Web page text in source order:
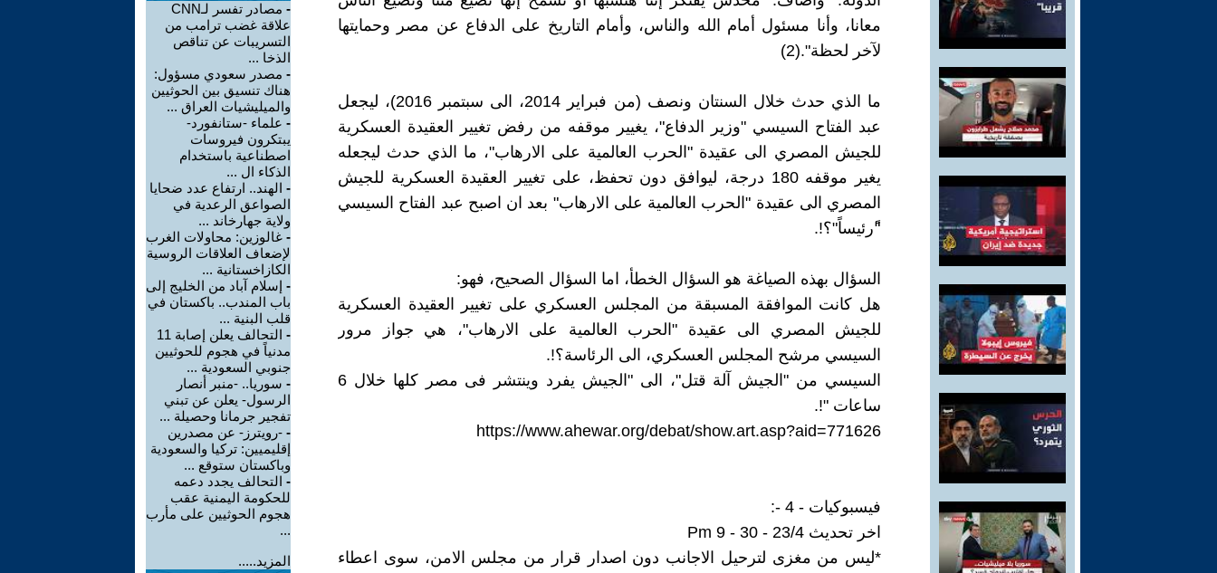
معانا، وأنا مسئول أمام الله والناس، وأمام التاريخ على الدفاع عن مصر وحمايتها
لآخر لحظة".(2)
ما الذي حدث خلال السنتان ونصف (من فبراير 2014، الى سبتمبر 2016)، ليجعل
عبد الفتاح السيسي "وزير الدفاع"، يغيير موقفه من رفض تغيير العقيدة العسكرية
للجيش المصري الى عقيدة "الحرب العالمية على الارهاب"، ما الذي حدث ليجعله
يغير موقفه 180 درجة، ليوافق دون تحفظ، على تغيير العقيدة العسكرية للجيش
المصري الى عقيدة "الحرب العالمية على الارهاب" بعد ان اصبح عبد الفتاح السيسي
"ًرئيساً"؟!.
السؤال بهذه الصياغة هو السؤال الخطأ، اما السؤال الصحيح، فهو:
هل كانت الموافقة المسبقة من المجلس العسكري على تغيير العقيدة العسكرية
للجيش المصري الى عقيدة "الحرب العالمية على الارهاب"، هي جواز مرور
السيسي مرشح المجلس العسكري، الى الرئاسة؟!.
السيسي من "الجيش آلة قتل"، الى "الجيش يفرد وينتشر فى مصر كلها خلال 6
ساعات "!.
https://www.ahewar.org/debat/show.art.asp?aid=771626
فيسبوكيات - 4 -:
اخر تحديث 23/4 - Pm 9 - 30
*ليس من مغزى لترحيل الاجانب دون اصدار قرار من مجلس الامن، سوى اعطاء
-
مصادر تفسر لـCNN
علاقة غضب ترامب من
التسريبات عن تناقص
الذخا ...
- مصدر سعودي مسؤول:
هناك تنسيق بين الحوثيين
والميليشيات العراق ...
- علماء -ستانفورد-
يبتكرون فيروسات
اصطناعية باستخدام
الذكاء ال ...
- الهند.. ارتفاع عدد ضحايا
الصواعق الرعدية في
ولاية جهارخاند ...
- غالوزين: محاولات الغرب
لإضعاف العلاقات الروسية
الكازاخستانية ...
- إسلام آباد من الخليج إلى
باب المندب.. باكستان في
قلب البنية ...
-
التحالف يعلن إصابة 11
مدنياً في هجوم للحوثيين
جنوبي السعودية ...
- سوريا.. -منبر أنصار
الرسول- يعلن عن تبني
تفجير جرمانا وحصيلة ...
- -رويترز- عن مصدرين
إقليميين: تركيا والسعودية
وباكستان ستوقع ...
- التحالف يجدد دعمه
للحكومة اليمنية عقب
هجوم الحوثيين على مأرب
...
المزيد.....